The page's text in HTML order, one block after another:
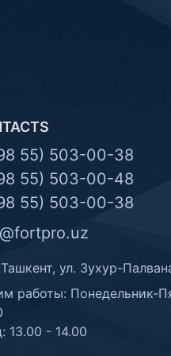
55) 503-00-38
55) 503-00-48
55) 503-00-38
ул. Зухур-
работы: Понедельник-
13.00 - 14.00